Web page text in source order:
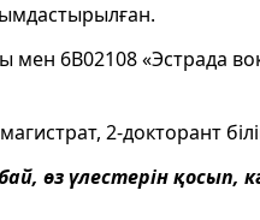
6В02108 «Эстрада
2-докторант
өз үлестерін қосып,